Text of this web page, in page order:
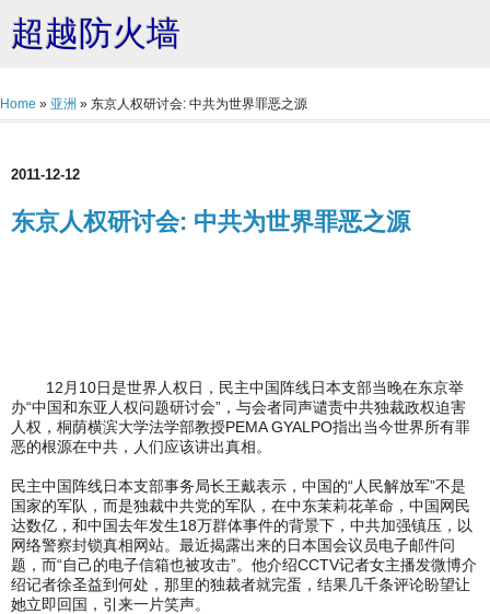
超越防火墙
Home » 亚洲 » 东京人权研讨会: 中共为世界罪恶之源
2011-12-12
东京人权研讨会: 中共为世界罪恶之源
12月10日是世界人权日，民主中国阵线日本支部当晚在东京举
办“中国和东亚人权问题研讨会”，与会者同声谴责中共独裁政权迫害
人权，桐荫横滨大学法学部教授PEMA GYALPO指出当今世界所有罪
恶的根源在中共，人们应该讲出真相。
民主中国阵线日本支部事务局长王戴表示，中国的“人民解放军”不是
国家的军队，而是独裁中共党的军队，在中东茉莉花革命，中国网民
达数亿，和中国去年发生18万群体事件的背景下，中共加强镇压，以
网络警察封锁真相网站。最近揭露出来的日本国会议员电子邮件问
题，而“自己的电子信箱也被攻击”。他介绍CCTV记者女主播发微博介
绍记者徐圣益到何处，那里的独裁者就完蛋，结果几千条评论盼望让
她立即回国，引来一片笑声。